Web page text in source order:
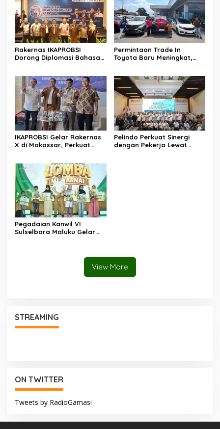
Rakernas IKAPROBSI
Dorong Diplomasi Bahasa
Permintaan Trade In
Toyota Baru Meningkat,
Juli 2026
IKAPROBSI Gelar Rakernas
X di Makassar, Perkuat
Pelindo Perkuat Sinergi
dengan Pekerja Lewat
Pegadaian Kanwil VI
Sulselbara Maluku Gelar
View More
STREAMING
ON TWITTER
Tweets by RadioGamasi